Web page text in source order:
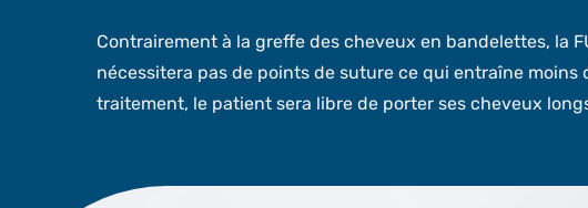
Contrairement à la greffe des cheveux en bandelettes, la
nécessitera pas de points de suture ce qui entraîne
traitement, le patient sera libre de porter ses cheveux